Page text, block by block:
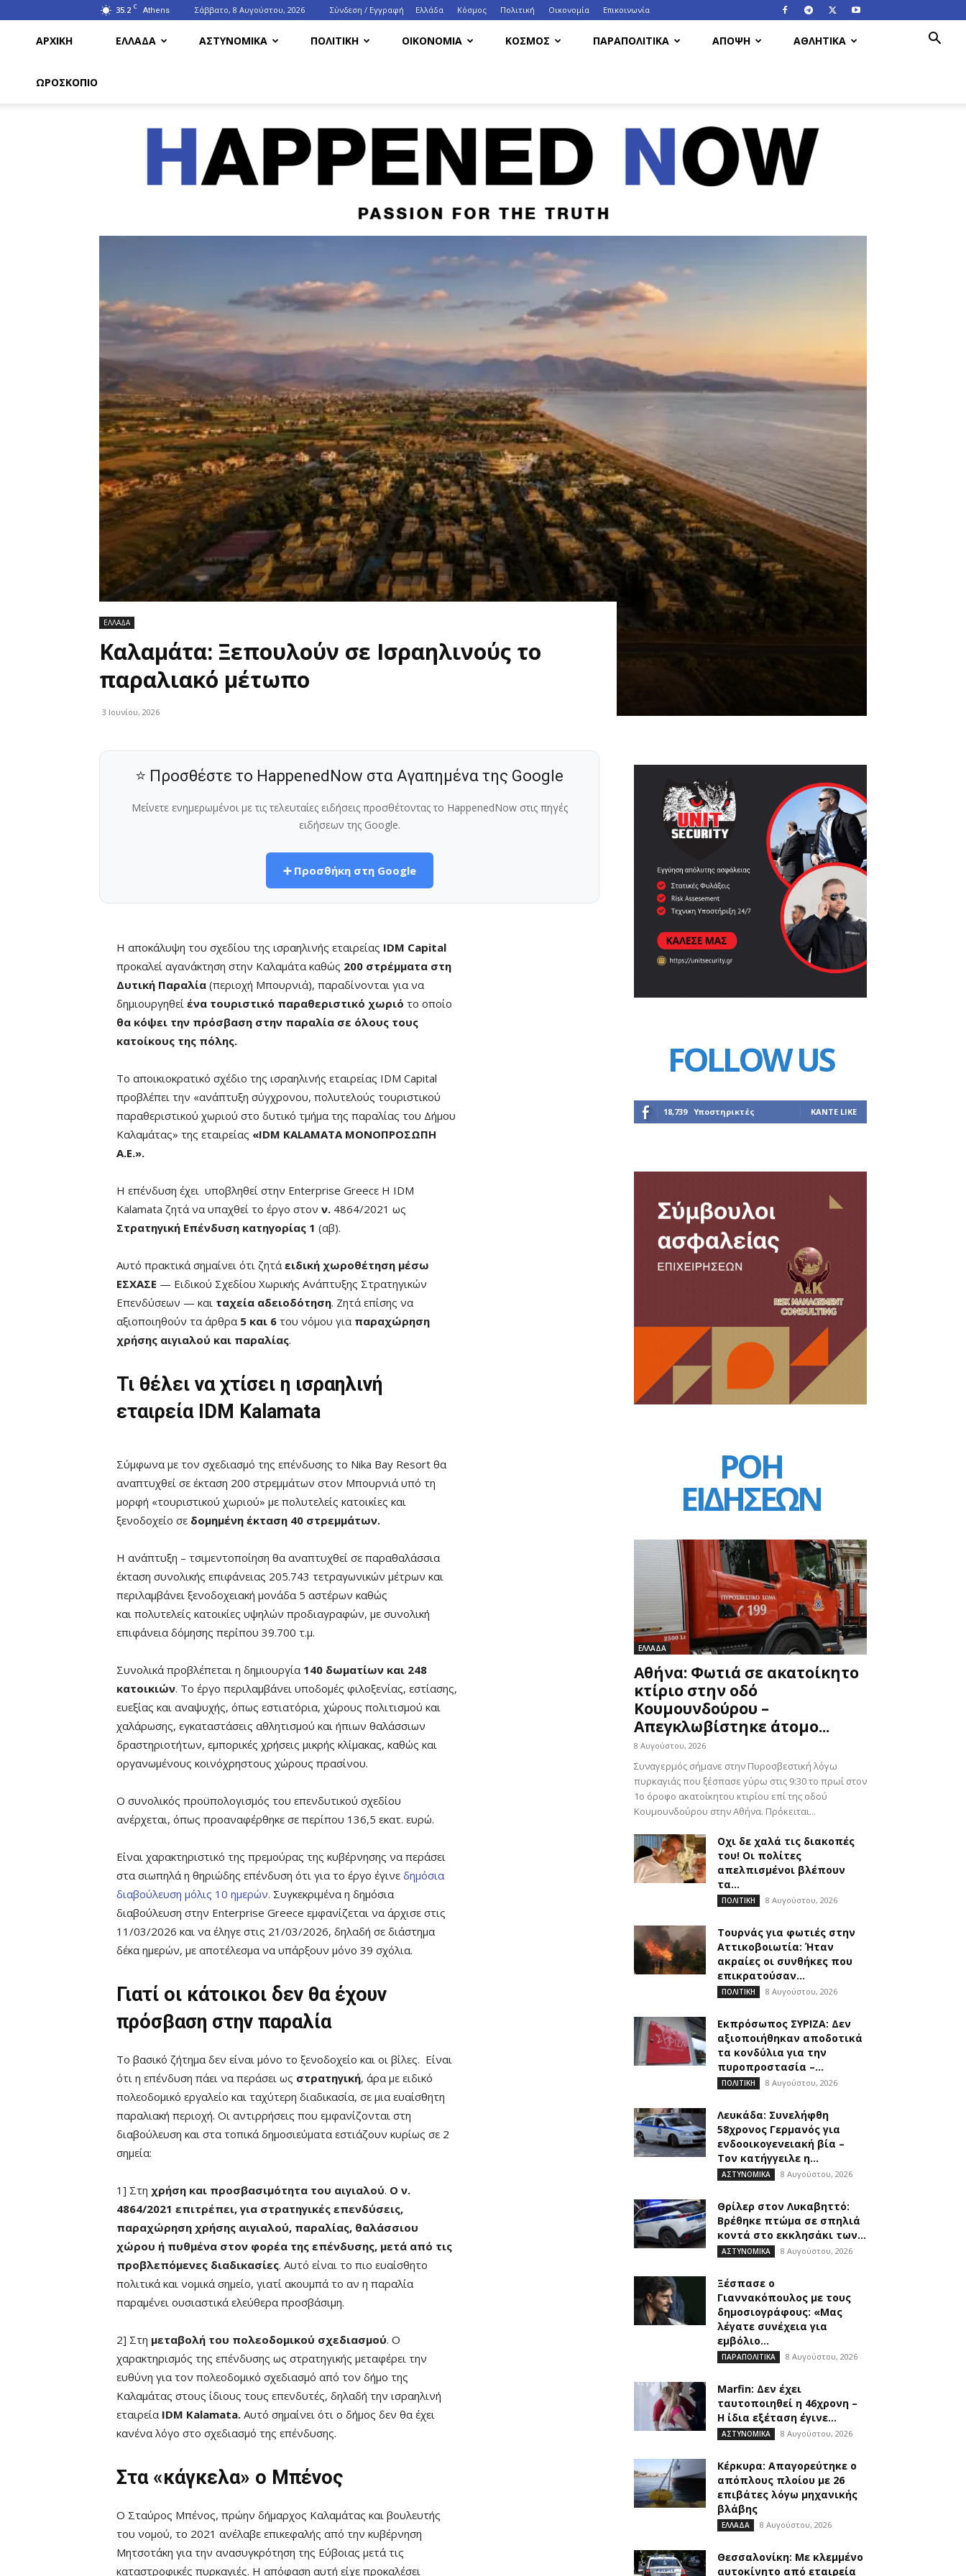
35.2 C Athens Σάββατο, 8 Αυγούστου, 2026 Σύνδεση / Εγγραφή Ελλάδα Κόσμος Πολιτική Οικονομία Eπικοινωνία
ΑΡΧΙΚΗ ΕΛΛΑΔΑ ΑΣΤΥΝΟΜΙΚΑ ΠΟΛΙΤΙΚΗ ΟΙΚΟΝΟΜΙΑ ΚΟΣΜΟΣ ΠΑΡΑΠΟΛΙΤΙΚΑ ΑΠΟΨΗ ΑΘΛΗΤΙΚΑ
ΩΡΟΣΚΟΠΙΟ
HappenedNow.gr
ΕΛΛΑΔΑ
Καλαμάτα: Ξεπουλούν σε Ισραηλινούς το
παραλιακό μέτωπο
3 Ιουνίου, 2026
⭐ Προσθέστε το HappenedNow στα Αγαπημένα της Google
Μείνετε ενημερωμένοι με τις τελευταίες ειδήσεις προσθέτοντας το HappenedNow στις πηγές
ειδήσεων της Google.
➕ Προσθήκη στη Google
Η αποκάλυψη του σχεδίου της ισραηλινής εταιρείας IDM Capital
προκαλεί αγανάκτηση στην Καλαμάτα καθώς 200 στρέμματα στη
Δυτική Παραλία (περιοχή Μπουρνιά), παραδίνονται για να
δημιουργηθεί ένα τουριστικό παραθεριστικό χωριό το οποίο
θα κόψει την πρόσβαση στην παραλία σε όλους τους
κατοίκους της πόλης.
Το αποικιοκρατικό σχέδιο της ισραηλινής εταιρείας IDM Capital
προβλέπει την «ανάπτυξη σύγχρονου, πολυτελούς τουριστικού
παραθεριστικού χωριού στο δυτικό τμήμα της παραλίας του Δήμου
Καλαμάτας» της εταιρείας «IDM KALAMATA ΜΟΝΟΠΡΟΣΩΠΗ
Α.Ε.».
Η επένδυση έχει υποβληθεί στην Εnterprise Greecε Η IDM
Kalamata ζητά να υπαχθεί το έργο στον ν. 4864/2021 ως
Στρατηγική Επένδυση κατηγορίας 1 (αβ).
Αυτό πρακτικά σημαίνει ότι ζητά ειδική χωροθέτηση μέσω
ΕΣΧΑΣΕ — Ειδικού Σχεδίου Χωρικής Ανάπτυξης Στρατηγικών
Επενδύσεων — και ταχεία αδειοδότηση. Ζητά επίσης να
αξιοποιηθούν τα άρθρα 5 και 6 του νόμου για παραχώρηση
χρήσης αιγιαλού και παραλίας.
Τι θέλει να χτίσει η ισραηλινή
εταιρεία IDM Kalamata
Σύμφωνα με τον σχεδιασμό της επένδυσης το Nika Bay Resort θα
αναπτυχθεί σε έκταση 200 στρεμμάτων στον Μπουρνιά υπό τη
μορφή «τουριστικού χωριού» με πολυτελείς κατοικίες και
ξενοδοχείο σε δομημένη έκταση 40 στρεμμάτων.
Η ανάπτυξη – τσιμεντοποίηση θα αναπτυχθεί σε παραθαλάσσια
έκταση συνολικής επιφάνειας 205.743 τετραγωνικών μέτρων και
περιλαμβάνει ξενοδοχειακή μονάδα 5 αστέρων καθώς
και πολυτελείς κατοικίες υψηλών προδιαγραφών, με συνολική
επιφάνεια δόμησης περίπου 39.700 τ.μ.
Συνολικά προβλέπεται η δημιουργία 140 δωματίων και 248
κατοικιών. Το έργο περιλαμβάνει υποδομές φιλοξενίας, εστίασης,
ευεξίας και αναψυχής, όπως εστιατόρια, χώρους πολιτισμού και
χαλάρωσης, εγκαταστάσεις αθλητισμού και ήπιων θαλάσσιων
δραστηριοτήτων, εμπορικές χρήσεις μικρής κλίμακας, καθώς και
οργανωμένους κοινόχρηστους χώρους πρασίνου.
O συνολικός προϋπολογισμός του επενδυτικού σχεδίου
ανέρχεται, όπως προαναφέρθηκε σε περίπου 136,5 εκατ. ευρώ.
Είναι χαρακτηριστικό της πρεμούρας της κυβέρνησης να περάσει
στα σιωπηλά η θηριώδης επένδυση ότι για το έργο έγινε δημόσια
διαβούλευση μόλις 10 ημερών. Συγκεκριμένα η δημόσια
διαβούλευση στην Enterprise Greece εμφανίζεται να άρχισε στις
11/03/2026 και να έληγε στις 21/03/2026, δηλαδή σε διάστημα
δέκα ημερών, με αποτέλεσμα να υπάρξουν μόνο 39 σχόλια.
Γιατί οι κάτοικοι δεν θα έχουν
πρόσβαση στην παραλία
Το βασικό ζήτημα δεν είναι μόνο το ξενοδοχείο και οι βίλες. Είναι
ότι η επένδυση πάει να περάσει ως στρατηγική, άρα με ειδικό
πολεοδομικό εργαλείο και ταχύτερη διαδικασία, σε μια ευαίσθητη
παραλιακή περιοχή. Οι αντιρρήσεις που εμφανίζονται στη
διαβούλευση και στα τοπικά δημοσιεύματα εστιάζουν κυρίως σε 2
σημεία:
1] Στη χρήση και προσβασιμότητα του αιγιαλού. Ο ν.
4864/2021 επιτρέπει, για στρατηγικές επενδύσεις,
παραχώρηση χρήσης αιγιαλού, παραλίας, θαλάσσιου
χώρου ή πυθμένα στον φορέα της επένδυσης, μετά από τις
προβλεπόμενες διαδικασίες. Αυτό είναι το πιο ευαίσθητο
πολιτικά και νομικά σημείο, γιατί ακουμπά το αν η παραλία
παραμένει ουσιαστικά ελεύθερα προσβάσιμη.
2] Στη μεταβολή του πολεοδομικού σχεδιασμού. Ο
χαρακτηρισμός της επένδυσης ως στρατηγικής μεταφέρει την
ευθύνη για τον πολεοδομικό σχεδιασμό από τον δήμο της
Καλαμάτας στους ίδιους τους επενδυτές, δηλαδή την ισραηλινή
εταιρεία IDM Kalamata. Αυτό σημαίνει ότι ο δήμος δεν θα έχει
κανένα λόγο στο σχεδιασμό της επένδυσης.
Στα «κάγκελα» ο Μπένος
Ο Σταύρος Μπένος, πρώην δήμαρχος Καλαμάτας και βουλευτής
του νομού, το 2021 ανέλαβε επικεφαλής από την κυβέρνηση
Μητσοτάκη για την ανασυγκρότηση της Εύβοιας μετά τις
καταστροφικές πυρκαγιές. Η απόφαση αυτή είχε προκαλέσει
FOLLOW US
18,739 Υποστηρικτές ΚΆΝΤΕ LIKE
ΡΟΗ
ΕΙΔΗΣΕΩΝ
ΕΛΛΑΔΑ
Αθήνα: Φωτιά σε ακατοίκητο
κτίριο στην οδό
Κουμουνδούρου –
Απεγκλωβίστηκε άτομο...
8 Αυγούστου, 2026
Συναγερμός σήμανε στην Πυροσβεστική λόγω
πυρκαγιάς που ξέσπασε γύρω στις 9:30 το πρωί στον
1ο όροφο ακατοίκητου κτιρίου επί της οδού
Κουμουνδούρου στην Αθήνα. Πρόκειται...
Οχι δε χαλά τις διακοπές
του! Οι πολίτες
απελπισμένοι βλέπουν
τα...
ΠΟΛΙΤΙΚΗ 8 Αυγούστου, 2026
Τουρνάς για φωτιές στην
Αττικοβοιωτία: Ήταν
ακραίες οι συνθήκες που
επικρατούσαν...
ΠΟΛΙΤΙΚΗ 8 Αυγούστου, 2026
Εκπρόσωπος ΣΥΡΙΖΑ: Δεν
αξιοποιήθηκαν αποδοτικά
τα κονδύλια για την
πυροπροστασία –...
ΠΟΛΙΤΙΚΗ 8 Αυγούστου, 2026
Λευκάδα: Συνελήφθη
58χρονος Γερμανός για
ενδοοικογενειακή βία –
Τον κατήγγειλε η...
ΑΣΤΥΝΟΜΙΚΑ 8 Αυγούστου, 2026
Θρίλερ στον Λυκαβηττό:
Βρέθηκε πτώμα σε σπηλιά
κοντά στο εκκλησάκι των...
ΑΣΤΥΝΟΜΙΚΑ 8 Αυγούστου, 2026
Ξέσπασε ο
Γιαννακόπουλος με τους
δημοσιογράφους: «Μας
λέγατε συνέχεια για
εμβόλιο...
ΠΑΡΑΠΟΛΙΤΙΚΑ 8 Αυγούστου, 2026
Marfin: Δεν έχει
ταυτοποιηθεί η 46χρονη –
Η ίδια εξέταση έγινε...
ΑΣΤΥΝΟΜΙΚΑ 8 Αυγούστου, 2026
Κέρκυρα: Απαγορεύτηκε ο
απόπλους πλοίου με 26
επιβάτες λόγω μηχανικής
βλάβης
ΕΛΛΑΔΑ 8 Αυγούστου, 2026
Θεσσαλονίκη: Με κλεμμένο
αυτοκίνητο από εταιρεία